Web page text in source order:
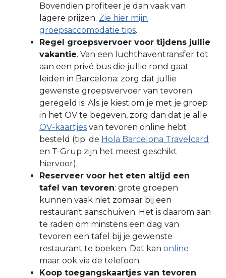
Bovendien profiteer je dan vaak van
lagere prijzen. Zie hier mijn
groepsaccomodatie tips.
Regel groepsvervoer voor tijdens jullie
vakantie. Van een luchthaventransfer tot
aan een privé bus die jullie rond gaat
leiden in Barcelona: zorg dat jullie
gewenste groepsvervoer van tevoren
geregeld is. Als je kiest om je met je groep
in het OV te begeven, zorg dan dat je alle
OV-kaartjes van tevoren online hebt
besteld (tip: de Hola Barcelona Travelcard
en T-Grup zijn het meest geschikt
hiervoor).
Reserveer voor het eten altijd een
tafel van tevoren: grote groepen
kunnen vaak niet zomaar bij een
restaurant aanschuiven. Het is daarom aan
te raden om minstens een dag van
tevoren een tafel bij je gewenste
restaurant te boeken. Dat kan online
maar ook via de telefoon.
Koop toegangskaartjes van tevoren: